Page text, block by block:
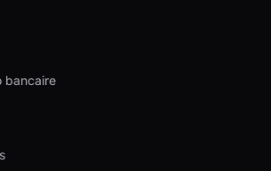
bancaire